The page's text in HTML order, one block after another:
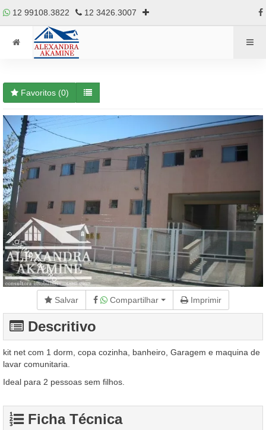
12 99108.3822 12 3426.3007
Favoritos (0)
PRÓXIMO CENTRO
Salvar Compartilhar Imprimir
Descritivo
kit net com 1 dorm, copa cozinha, banheiro, Garagem e maquina de
lavar comunitaria.
Ideal para 2 pessoas sem filhos.
Ficha Técnica